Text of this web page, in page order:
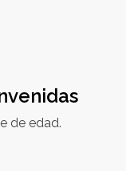
de edad.